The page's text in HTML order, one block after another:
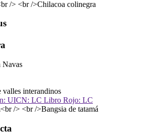
Navas
valles interandinos
UICN: LC Libro Rojo: LC